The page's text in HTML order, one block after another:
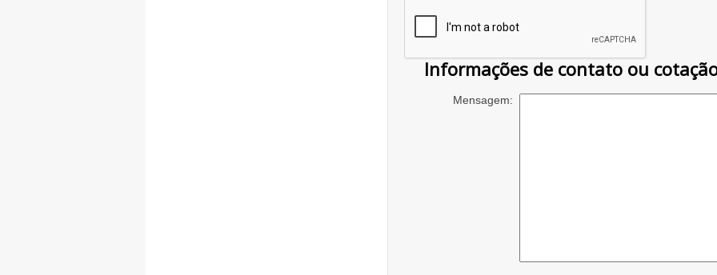
Informações de contato ou
Mensagem: